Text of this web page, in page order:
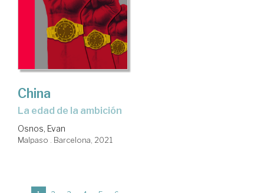
China
la edad de la ambición
Osnos, Evan
Malpaso . Barcelona, 2021